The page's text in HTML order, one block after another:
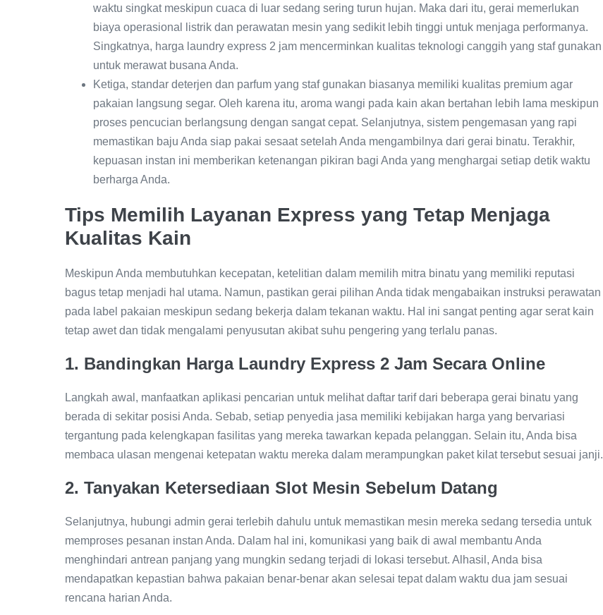
waktu singkat meskipun cuaca di luar sedang sering turun hujan. Maka dari itu, gerai memerlukan
biaya operasional listrik dan perawatan mesin yang sedikit lebih tinggi untuk menjaga performanya.
Singkatnya, harga laundry express 2 jam mencerminkan kualitas teknologi canggih yang staf gunakan
untuk merawat busana Anda.
Ketiga, standar deterjen dan parfum yang staf gunakan biasanya memiliki kualitas premium agar
pakaian langsung segar. Oleh karena itu, aroma wangi pada kain akan bertahan lebih lama meskipun
proses pencucian berlangsung dengan sangat cepat. Selanjutnya, sistem pengemasan yang rapi
memastikan baju Anda siap pakai sesaat setelah Anda mengambilnya dari gerai binatu. Terakhir,
kepuasan instan ini memberikan ketenangan pikiran bagi Anda yang menghargai setiap detik waktu
berharga Anda.
Tips Memilih Layanan Express yang Tetap Menjaga
Kualitas Kain
Meskipun Anda membutuhkan kecepatan, ketelitian dalam memilih mitra binatu yang memiliki reputasi
bagus tetap menjadi hal utama. Namun, pastikan gerai pilihan Anda tidak mengabaikan instruksi perawatan
pada label pakaian meskipun sedang bekerja dalam tekanan waktu. Hal ini sangat penting agar serat kain
tetap awet dan tidak mengalami penyusutan akibat suhu pengering yang terlalu panas.
1. Bandingkan Harga Laundry Express 2 Jam Secara Online
Langkah awal, manfaatkan aplikasi pencarian untuk melihat daftar tarif dari beberapa gerai binatu yang
berada di sekitar posisi Anda. Sebab, setiap penyedia jasa memiliki kebijakan harga yang bervariasi
tergantung pada kelengkapan fasilitas yang mereka tawarkan kepada pelanggan. Selain itu, Anda bisa
membaca ulasan mengenai ketepatan waktu mereka dalam merampungkan paket kilat tersebut sesuai janji.
2. Tanyakan Ketersediaan Slot Mesin Sebelum Datang
Selanjutnya, hubungi admin gerai terlebih dahulu untuk memastikan mesin mereka sedang tersedia untuk
memproses pesanan instan Anda. Dalam hal ini, komunikasi yang baik di awal membantu Anda
menghindari antrean panjang yang mungkin sedang terjadi di lokasi tersebut. Alhasil, Anda bisa
mendapatkan kepastian bahwa pakaian benar-benar akan selesai tepat dalam waktu dua jam sesuai
rencana harian Anda.